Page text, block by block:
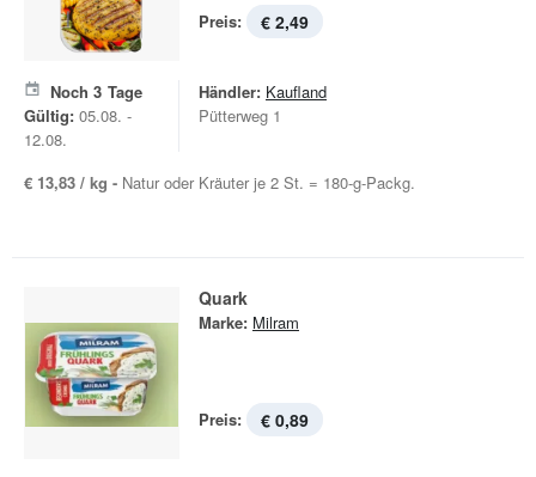
Preis: € 2,49
Noch 3 Tage
Gültig: 05.08. -
12.08.
Händler: Kaufland
Pütterweg 1
€ 13,83 / kg - Natur oder Kräuter je 2 St. = 180-g-Packg.
Quark
Marke: Milram
Preis: € 0,89